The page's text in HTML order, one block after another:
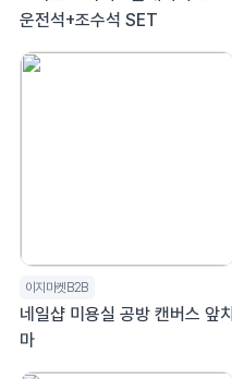
운전석+조수석 SET
이지마켓B2B
네일샵 미용실 공방 캔버스 앞치
마